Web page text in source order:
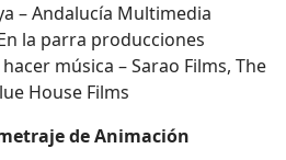
– Andalucía Multimedia
la parra producciones
música – Sarao Films, The
House Films
de Animación